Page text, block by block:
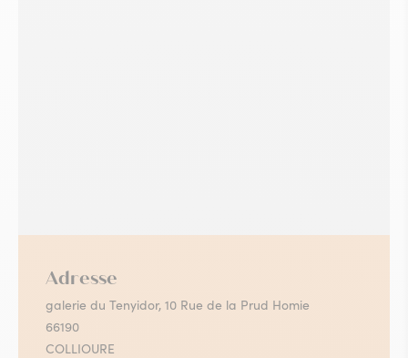
Adresse
galerie du Tenyidor, 10 Rue de la Prud Homie
66190
COLLIOURE